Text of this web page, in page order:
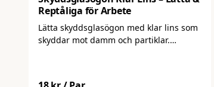
Reptåliga för Arbete
Lätta skyddsglasögon med klar lins som
skyddar mot damm och partiklar.